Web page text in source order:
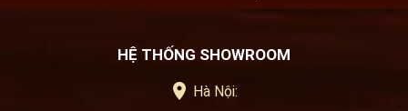
HỆ THỐNG SHOWROOM
Hà Nội: